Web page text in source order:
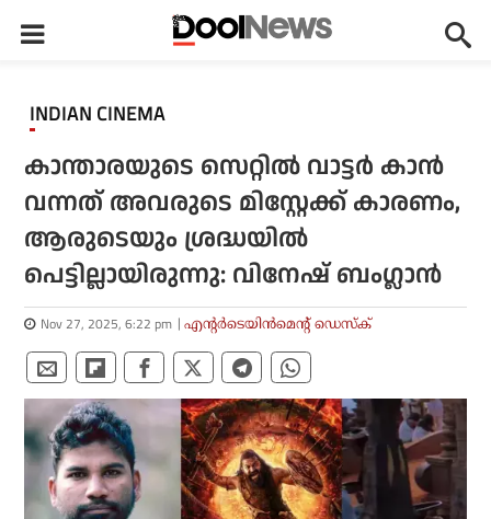
INDIAN CINEMA
കാന്താരയുടെ സെറ്റില്‍ വാട്ടര്‍ കാന്‍
വന്നത് അവരുടെ മിസ്റ്റേക്ക് കാരണം,
ആരുടെയും ശ്രദ്ധയില്‍
പെട്ടില്ലായിരുന്നു: വിനേഷ് ബംഗ്ലാന്‍
Nov 27, 2025, 6:22 pm എന്റര്‍ടെയിന്‍മെന്റ് ഡെസ്‌ക്